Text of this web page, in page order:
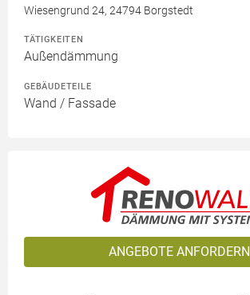
Wiesengrund 24, 24794 Borgstedt
TÄTIGKEITEN
Außendämmung
GEBÄUDETEILE
Wand / Fassade
ANGEBOTE ANFORDERN